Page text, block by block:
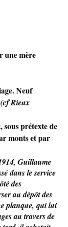
une mère
Neuf
(cf Rieux
prétexte de
monts et par
Guillaume
dans le service
des
au dépôt des
planque, qui lui
au travers de